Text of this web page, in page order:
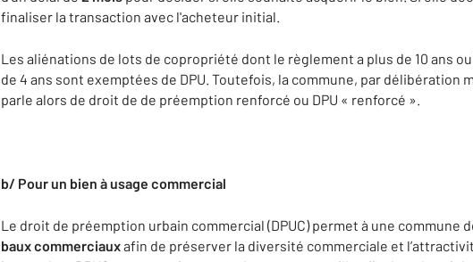
finaliser la transaction avec l'acheteur initial.
Les aliénations de lots de copropriété dont le règlement a plus de 10 ans
de 4 ans sont exemptées de DPU. Toutefois, la commune, par délibération
parle alors de droit de de préemption renforcé ou DPU « renforcé ».
b/ Pour un bien à usage commercial
Le droit de préemption urbain commercial (DPUC) permet à une commune
baux commerciauxafin de préserver la diversité commerciale et